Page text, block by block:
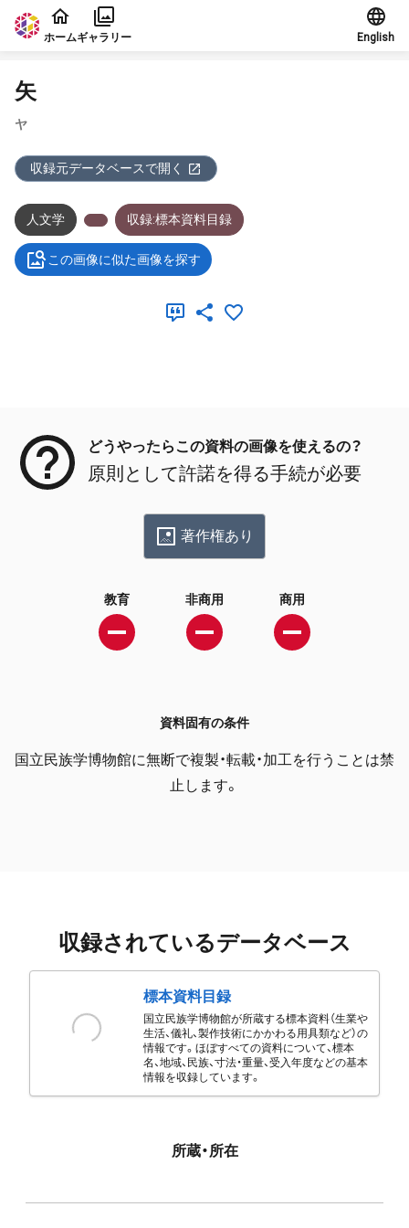
本文に飛ぶ
ホームギャラリー English
矢
ヤ
収録元データベースで開く
人文学 収録:標本資料目録
この画像に似た画像を探す
どうやったらこの資料の画像を使えるの？
原則として許諾を得る手続が必要
著作権あり
教育 非商用 商用
資料固有の条件
国立民族学博物館に無断で複製・転載・加工を行うことは禁
止します。
収録されているデータベース
標本資料目録
国立民族学博物館が所蔵する標本資料（生業や
生活、儀礼、製作技術にかかわる用具類など）の
情報です。ほぼすべての資料について、標本
名、地域、民族、寸法・重量、受入年度などの基本
情報を収録しています。
所蔵・所在